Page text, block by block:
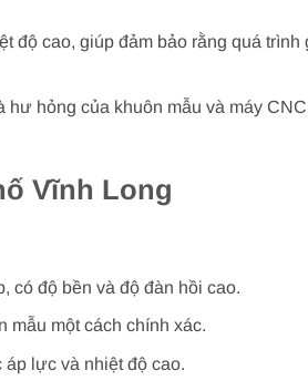
độ cao, giúp đảm bảo rằng quá trình
hỏng của khuôn mẫu và máy
Vĩnh Long
có độ bền và độ đàn hồi cao.
mẫu một cách chính xác.
lực và nhiệt độ cao.